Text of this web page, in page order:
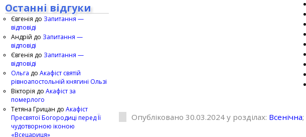
Опубліковано 30.03.2024 у розділах: Всенічна;
Останні відгуки
Євгенія до Запитання —
відповіді
Андрій до Запитання —
відповіді
Євгенія до Запитання —
відповіді
Ольга до Акафіст святій
рівноапостольній княгині Ользі
Вікторія до Акафіст за
померлого
Тетяна Грицан до Акафіст
Пресвятої Богородиці перед Її
чудотворною іконою
«Всецариця»